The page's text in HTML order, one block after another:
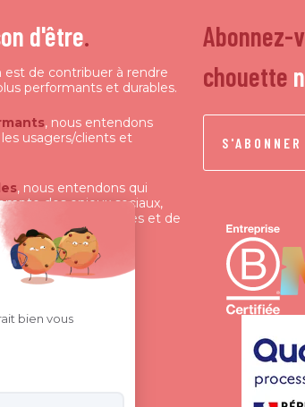
d'être.
de contribuer à rendre
performants et durables.
, nous entendons
usagers/clients et
, nous entendons qui
des enjeux sociaux,
économiques et de
dans une logique
Abonnez-
chouette
S'ABONNER